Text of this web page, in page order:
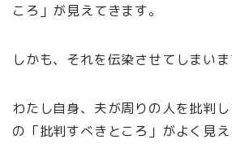
ころ」が見えてきます。
しかも、それを伝染させてしまいま
わたし自身、夫が周りの人を批判
の「批判すべきところ」がよく見え